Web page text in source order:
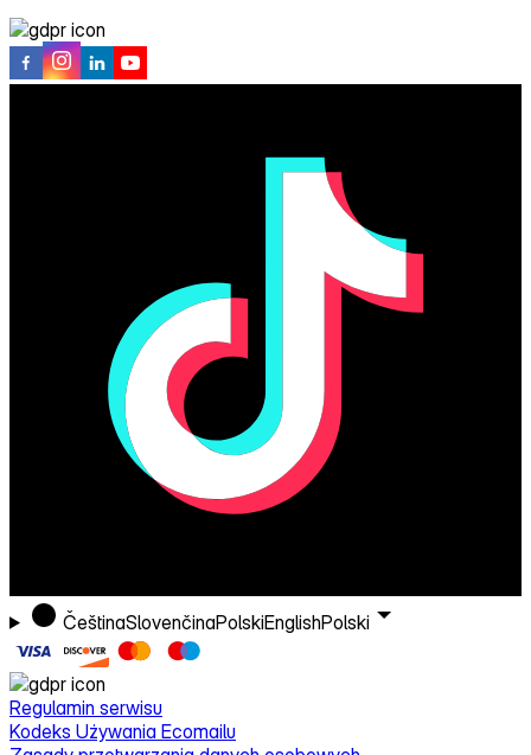
ČeštinaSlovenčinaPolskiEnglishPolski
Regulamin serwisu
Kodeks Używania Ecomailu